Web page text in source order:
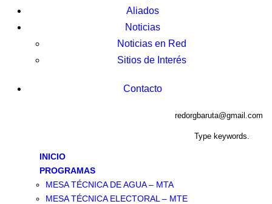
Aliados
Noticias
Noticias en Red
Sitios de Interés
Contacto
redorgbaruta@gmail.com
INICIO
PROGRAMAS
MESA TÉCNICA DE AGUA – MTA
MESA TÉCNICA ELECTORAL – MTE